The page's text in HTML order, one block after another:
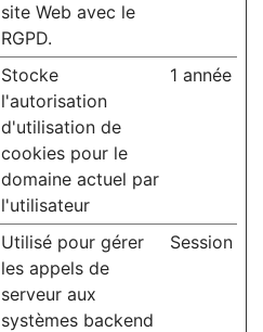
site Web avec le
RGPD.
Stocke
l'autorisation
d'utilisation de
cookies pour le
domaine actuel par
l'utilisateur
1 année
Utilisé pour gérer
les appels de
serveur aux
systèmes backend
Session